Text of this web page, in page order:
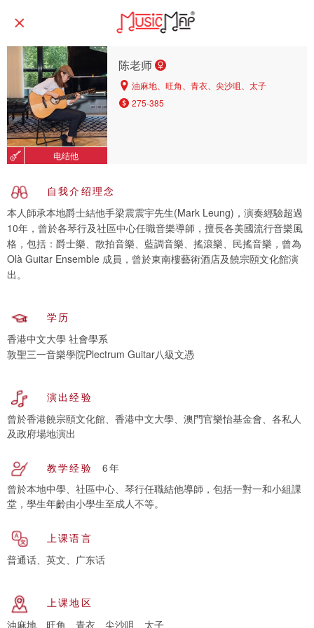
电结他
陈老师
油麻地、旺角、青衣、尖沙咀、太子
275-385
自我介绍理念
本人師承本地爵士結他手梁震震宇先生(Mark Leung)，演奏經驗超過
10年，曾於各琴行及社區中心任職音樂導師，擅長各美國流行音樂風
格，包括：爵士樂、散拍音樂、藍調音樂、搖滾樂、民搖音樂，曾為
Olà Guitar Ensemble 成員，曾於東南樓藝術酒店及饒宗頤文化館演
出。
学历
香港中文大學 社會學系
敦聖三一音樂學院Plectrum Guitar八級文憑
演出经验
曾於香港饒宗頤文化館、香港中文大學、澳門官樂怡基金會、各私人
及政府場地演出
教学经验
6年
曾於本地中學、社區中心、琴行任職結他導師，包括一對一和小組課
堂，學生年齡由小學生至成人不等。
上课语言
普通话、英文、广东话
上课地区
油麻地、旺角、青衣、尖沙咀、太子